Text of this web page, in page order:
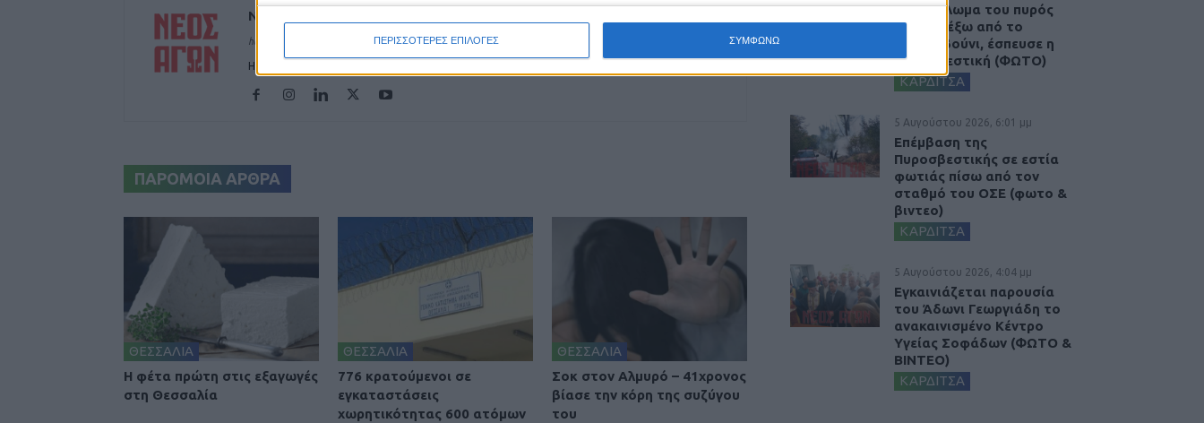
ΠΕΡΙΣΣΟΤΕΡΕΣ ΕΠΙΛΟΓΕΣ ΣΥΜΦΩΝΩ
ΝΕΟΣ ΑΓΩΝ
https://neosagon.gr
Η Αρχαιότερη Καθημερινή Πρωινή Εφημερίδα της Καρδίτσας
ΠΑΡΟΜΟΙΑ ΑΡΘΡΑ
ΘΕΣΣΑΛΙΑ
Η φέτα πρώτη στις εξαγωγές
στη Θεσσαλία
ΘΕΣΣΑΛΙΑ
776 κρατούμενοι σε
εγκαταστάσεις
χωρητικότητας 600 ατόμων
ΘΕΣΣΑΛΙΑ
Σοκ στον Αλμυρό – 41χρονος
βίασε την κόρη της συζύγου
του
Παρανάλωμα του πυρός
έγινε ΙΧ έξω από το
Μορφοβούνι, έσπευσε η
Πυροσβεστική (ΦΩΤΟ)
ΚΑΡΔΙΤΣΑ
5 Αυγούστου 2026, 6:01 μμ
Επέμβαση της
Πυροσβεστικής σε εστία
φωτιάς πίσω από τον
σταθμό του ΟΣΕ (φωτο &
βιντεο)
ΚΑΡΔΙΤΣΑ
5 Αυγούστου 2026, 4:04 μμ
Εγκαινιάζεται παρουσία
του Άδωνι Γεωργιάδη το
ανακαινισμένο Κέντρο
Υγείας Σοφάδων (ΦΩΤΟ &
ΒΙΝΤΕΟ)
ΚΑΡΔΙΤΣΑ